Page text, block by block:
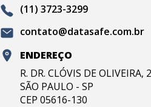
(11) 3723-3299
contato@datasafe.com.br
ENDEREÇO
R. DR. CLÓVIS DE
SÃO PAULO - SP
CEP 05616-130